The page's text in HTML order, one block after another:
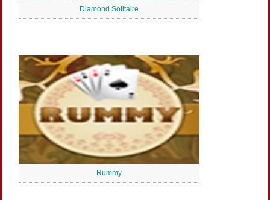
Diamond Solitaire
Rummy